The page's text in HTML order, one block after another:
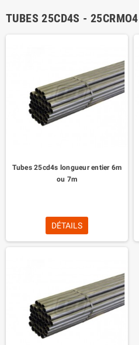
TUBES 25CD4S - 25CRMO4
Tubes 25cd4s longueur entier 6m
ou 7m
DÉTAILS